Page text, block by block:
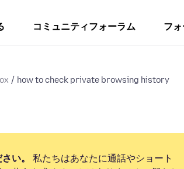
コミュニティフォーラム フ
how to check private browsing history
い。
私たちはあなたに通話やショート